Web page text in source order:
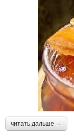
читать дальше →